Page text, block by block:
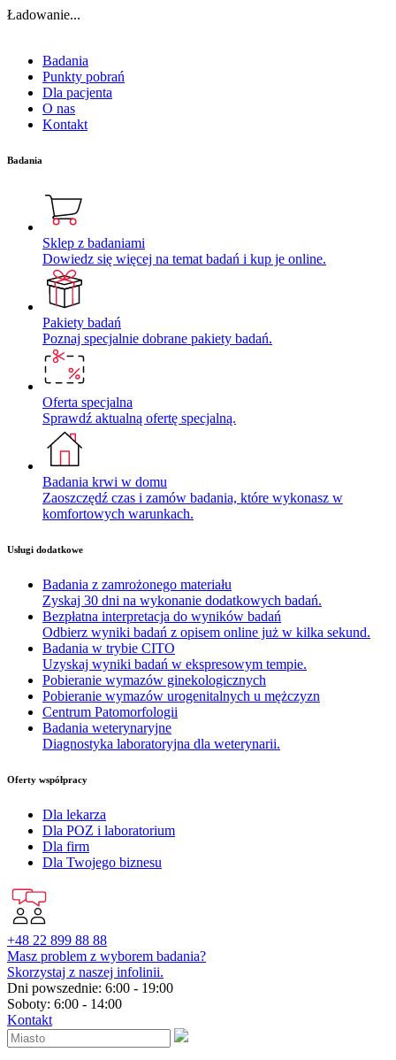
Ładowanie...
Badania
Punkty pobrań
Dla pacjenta
O nas
Kontakt
Badania
Sklep z badaniami
Dowiedz się więcej na temat badań i kup je online.
Pakiety badań
Poznaj specjalnie dobrane pakiety badań.
Oferta specjalna
Sprawdź aktualną ofertę specjalną.
Badania krwi w domu
Zaoszczędź czas i zamów badania, które wykonasz w
komfortowych warunkach.
Usługi dodatkowe
Badania z zamrożonego materiału
Zyskaj 30 dni na wykonanie dodatkowych badań.
Bezpłatna interpretacja do wyników badań
Odbierz wyniki badań z opisem online już w kilka sekund.
Badania w trybie CITO
Uzyskaj wyniki badań w ekspresowym tempie.
Pobieranie wymazów ginekologicznych
Pobieranie wymazów urogenitalnych u mężczyzn
Centrum Patomorfologii
Badania weterynaryjne
Diagnostyka laboratoryjna dla weterynarii.
Oferty współpracy
Dla lekarza
Dla POZ i laboratorium
Dla firm
Dla Twojego biznesu
+48 22 899 88 88
Masz problem z wyborem badania?
Skorzystaj z naszej infolinii.
Dni powszednie: 6:00 - 19:00
Soboty: 6:00 - 14:00
Kontakt